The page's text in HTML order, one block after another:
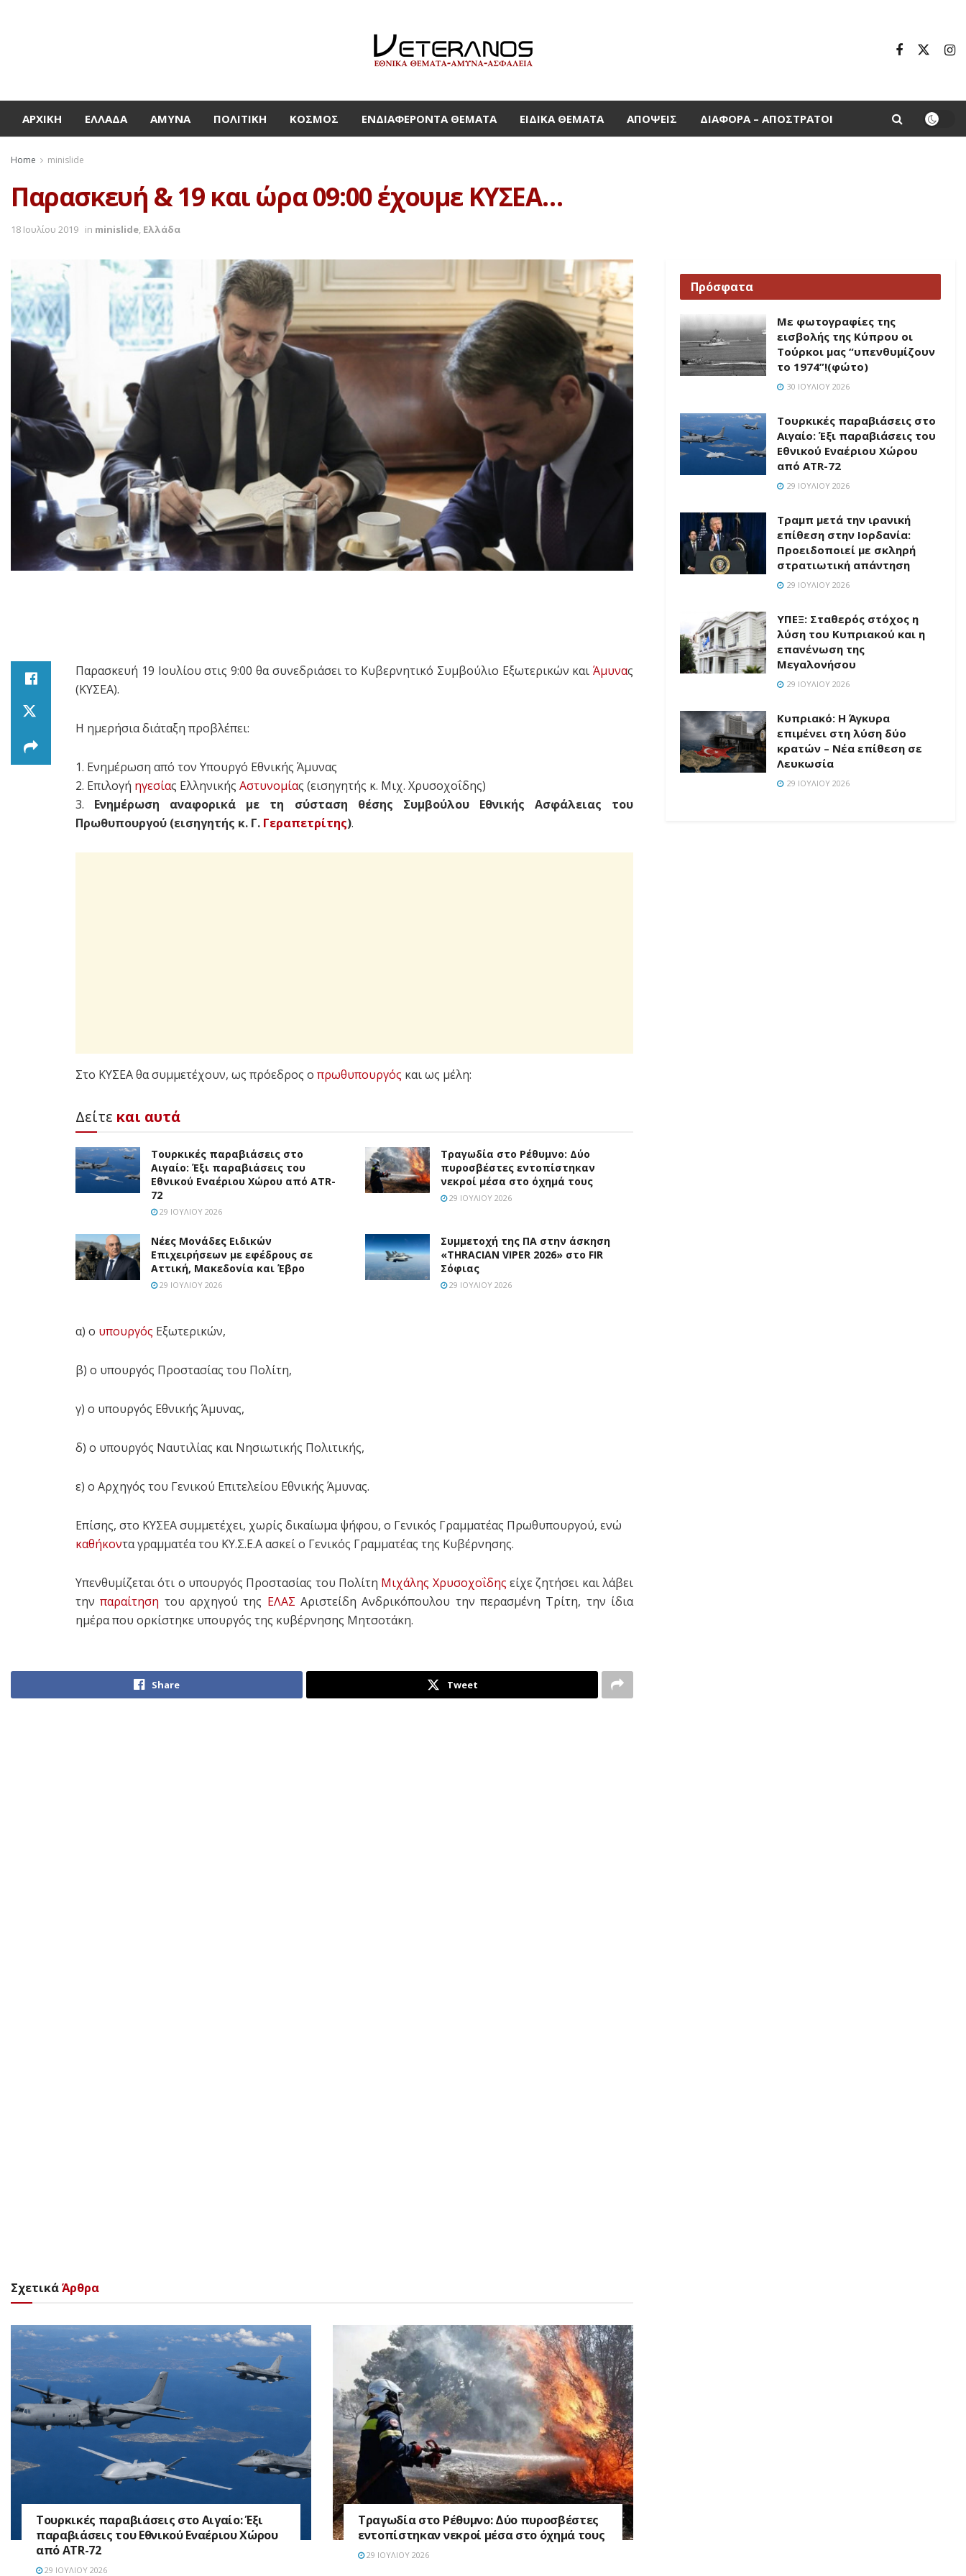
ΑΡΧΙΚΉ ΕΛΛΆΔΑ ΆΜΥΝΑ ΠΟΛΙΤΙΚΉ ΚΌΣΜΟΣ ΕΝΔΙΑΦΈΡΟΝΤΑ ΘΈΜΑΤΑ ΕΙΔΙΚΆ ΘΈΜΑΤΑ ΑΠΌΨΕΙΣ ΔΙΆΦΟΡΑ – ΑΠΌΣΤΡΑΤΟΙ
Home minislide
Παρασκευή & 19 και ώρα 09:00 έχουμε ΚΥΣΕΑ…
18 Ιουλίου 2019 in minislide, Ελλάδα
Παρασκευή 19 Ιουλίου στις 9:00 θα συνεδριάσει το Κυβερνητικό Συμβούλιο Εξωτερικών και Άμυνας
(ΚΥΣΕΑ).
Η ημερήσια διάταξη προβλέπει:
1. Ενημέρωση από τον Υπουργό Εθνικής Άμυνας
2. Επιλογή ηγεσίας Ελληνικής Αστυνομίας (εισηγητής κ. Μιχ. Χρυσοχοΐδης)
3. Ενημέρωση αναφορικά με τη σύσταση θέσης Συμβούλου Εθνικής Ασφάλειας του
Πρωθυπουργού (εισηγητής κ. Γ. Γεραπετρίτης).
Στο ΚΥΣΕΑ θα συμμετέχουν, ως πρόεδρος ο πρωθυπουργός και ως μέλη:
Δείτε και αυτά
Τουρκικές παραβιάσεις στο
Αιγαίο: Έξι παραβιάσεις του
Εθνικού Εναέριου Χώρου από ATR-
72
29 ΙΟΥΛΊΟΥ 2026
Τραγωδία στο Ρέθυμνο: Δύο
πυροσβέστες εντοπίστηκαν
νεκροί μέσα στο όχημά τους
29 ΙΟΥΛΊΟΥ 2026
Νέες Μονάδες Ειδικών
Επιχειρήσεων με εφέδρους σε
Αττική, Μακεδονία και Έβρο
29 ΙΟΥΛΊΟΥ 2026
Συμμετοχή της ΠΑ στην άσκηση
«THRACIAN VIPER 2026» στο FIR
Σόφιας
29 ΙΟΥΛΊΟΥ 2026
α) ο υπουργός Εξωτερικών,
β) ο υπουργός Προστασίας του Πολίτη,
γ) ο υπουργός Εθνικής Άμυνας,
δ) ο υπουργός Ναυτιλίας και Νησιωτικής Πολιτικής,
ε) ο Aρχηγός του Γενικού Επιτελείου Εθνικής Άμυνας.
Επίσης, στο ΚΥΣΕΑ συμμετέχει, χωρίς δικαίωμα ψήφου, ο Γενικός Γραμματέας Πρωθυπουργού, ενώ
καθήκοντα γραμματέα του ΚΥ.Σ.Ε.Α ασκεί ο Γενικός Γραμματέας της Κυβέρνησης.
Υπενθυμίζεται ότι ο υπουργός Προστασίας του Πολίτη Μιχάλης Χρυσοχοΐδης είχε ζητήσει και λάβει
τηνπαραίτηση του αρχηγού της ΕΛΑΣ Αριστείδη Ανδρικόπουλου την περασμένη Τρίτη, την ίδια
ημέρα που ορκίστηκε υπουργός της κυβέρνησης Μητσοτάκη.
Share Tweet
ΣχετικάΆρθρα
Τουρκικές παραβιάσεις στο Αιγαίο: Έξι
παραβιάσεις του Εθνικού Εναέριου Χώρου
από ATR-72
29 ΙΟΥΛΊΟΥ 2026
Τραγωδία στο Ρέθυμνο: Δύο πυροσβέστες
εντοπίστηκαν νεκροί μέσα στο όχημά τους
29 ΙΟΥΛΊΟΥ 2026
Πρόσφατα
Με φωτογραφίες της
εισβολής της Κύπρου οι
Τούρκοι μας “υπενθυμίζουν
το 1974”!(φώτο)
30 ΙΟΥΛΊΟΥ 2026
Τουρκικές παραβιάσεις στο
Αιγαίο: Έξι παραβιάσεις του
Εθνικού Εναέριου Χώρου
από ATR-72
29 ΙΟΥΛΊΟΥ 2026
Τραμπ μετά την ιρανική
επίθεση στην Ιορδανία:
Προειδοποιεί με σκληρή
στρατιωτική απάντηση
29 ΙΟΥΛΊΟΥ 2026
ΥΠΕΞ: Σταθερός στόχος η
λύση του Κυπριακού και η
επανένωση της
Μεγαλονήσου
29 ΙΟΥΛΊΟΥ 2026
Κυπριακό: Η Άγκυρα
επιμένει στη λύση δύο
κρατών – Νέα επίθεση σε
Λευκωσία
29 ΙΟΥΛΊΟΥ 2026